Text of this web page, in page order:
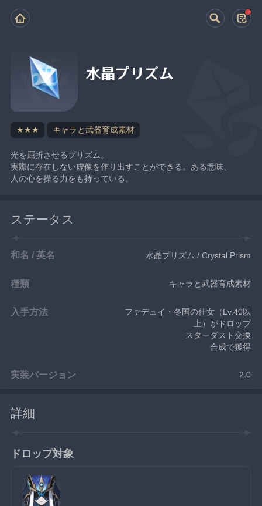
水晶プリズム
★★★ キャラと武器育成素材
光を屈折させるプリズム。
実際に存在しない虚像を作り出すことができる。ある意味、
人の心を操る力をも持っている。
ステータス
和名 / 英名 水晶プリズム / Crystal Prism
種類 キャラと武器育成素材
入手方法
ファデュイ・冬国の仕女（Lv.40以
上）がドロップ
スターダスト交換
合成で獲得
実装バージョン 2.0
詳細
ドロップ対象